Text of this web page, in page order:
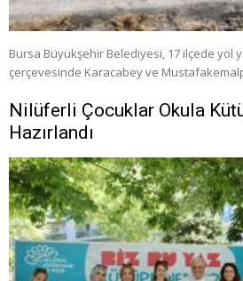
Bursa Büyükşehir Belediyesi, 17 ilçede yol
çerçevesinde Karacabey ve
Nilüferli Çocuklar Okula
Hazırlandı